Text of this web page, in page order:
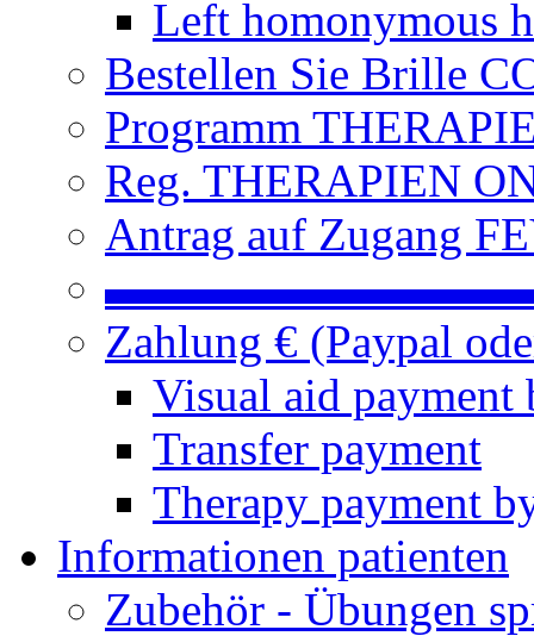
Left homonymous
Bestellen Sie Brille
Programm
Reg. THERAPIEN
Antrag auf Zugang
Zahlung € (Paypal
Visual aid payment
Transfer payment
Therapy payment
Informationen patienten
Zubehör - Übungen